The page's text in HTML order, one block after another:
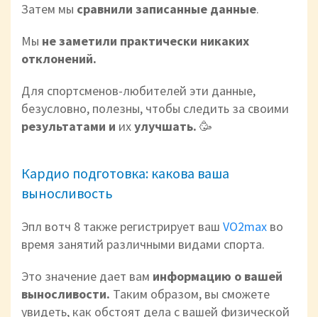
Затем мы сравнили записанные данные.
Мы не заметили практически никаких
отклонений.
Для спортсменов-любителей эти данные,
безусловно, полезны, чтобы следить за своими
результатами и ихулучшать. 🥳
Кардио подготовка: какова ваша
выносливость
Эпл вотч 8 также регистрирует ваш VO2max во
время занятий различными видами спорта.
Это значение дает вам информацию о вашей
выносливости. Таким образом, вы сможете
увидеть, как обстоят дела с вашей физической